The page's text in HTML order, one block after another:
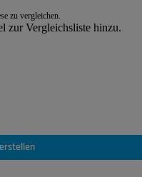
zu vergleichen.
zur Vergleichsliste hinzu.